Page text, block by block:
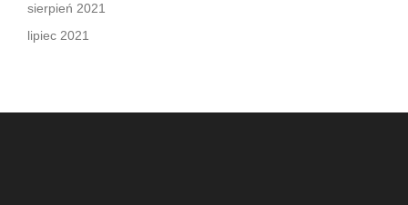
sierpień 2021
lipiec 2021